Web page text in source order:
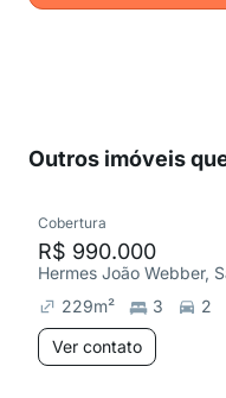
Outros imóveis
Cobertura
R$ 990.000
Hermes João Webber,
229m² 3
2
Ver contato